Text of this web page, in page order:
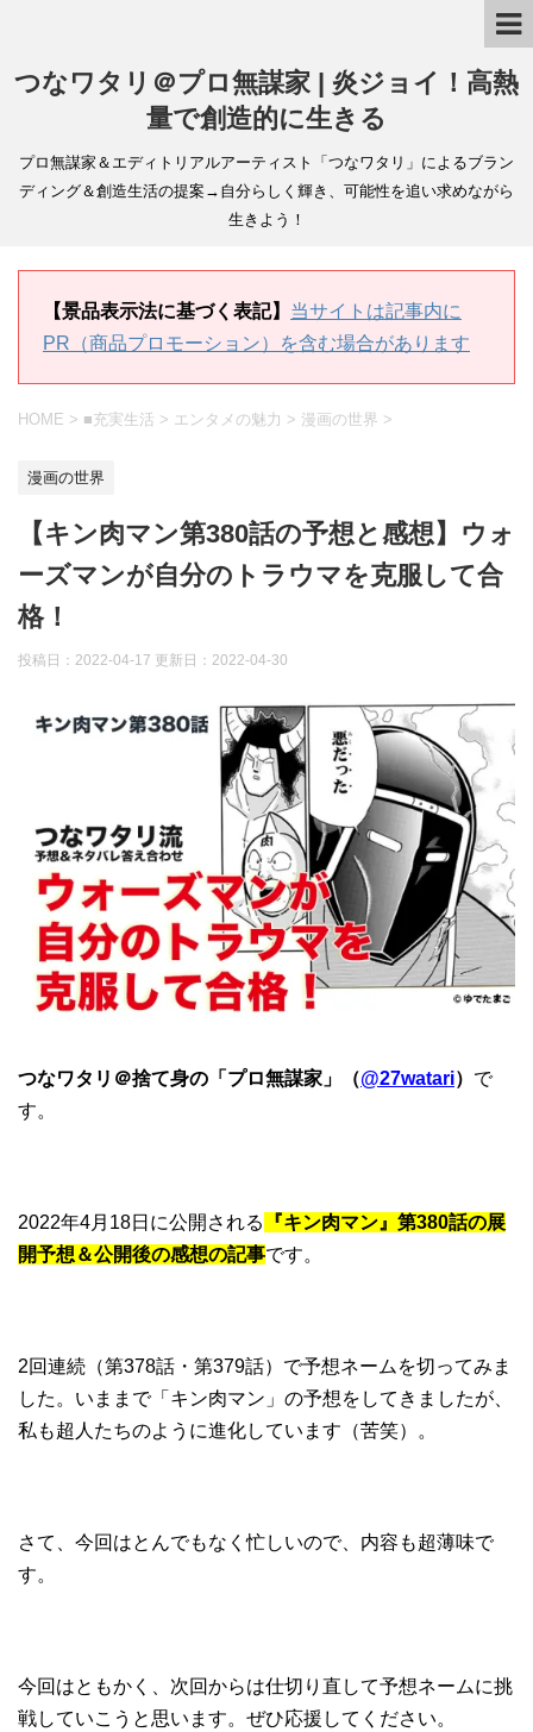
つなワタリ＠プロ無謀家 | 炎ジョイ！高熱
量で創造的に生きる
プロ無謀家＆エディトリアルアーティスト「つなワタリ」によるブラン
ディング＆創造生活の提案→自分らしく輝き、可能性を追い求めながら
生きよう！
【景品表示法に基づく表記】 当サイトは記事内に
PR（商品プロモーション）を含む場合があります
HOME > ■充実生活 > エンタメの魅力 > 漫画の世界 >
漫画の世界
【キン肉マン第380話の予想と感想】ウォ
ーズマンが自分のトラウマを克服して合
格！
投稿日：2022-04-17 更新日： 2022-04-30
つなワタリ＠捨て身の「プロ無謀家」（@27watari） で
す。
2022年4月18日に公開される
『キン肉マン』第380話の展
開予想＆公開後の感想の記事です。
2回連続（第378話・第379話）で予想ネームを切ってみま
した。いままで「キン肉マン」の予想をしてきましたが、
私も超人たちのように進化しています（苦笑）。
さて、今回はとんでもなく忙しいので、内容も超薄味で
す。
今回はともかく、次回からは仕切り直して予想ネームに挑
戦していこうと思います。ぜひ応援してください。